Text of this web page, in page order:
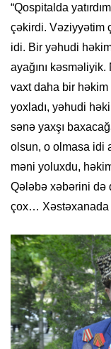
“Qospitalda
çəkirdi. Vəziyyətim
idi. Bir yəhudi
ayağını
vaxt daha bir həkim
yoxladı, yəhudi
sənə yaxşı
olsun, o olmasa idi
məni yoluxdu,
Qələbə xəbərini də
çox… Xəstəxanada